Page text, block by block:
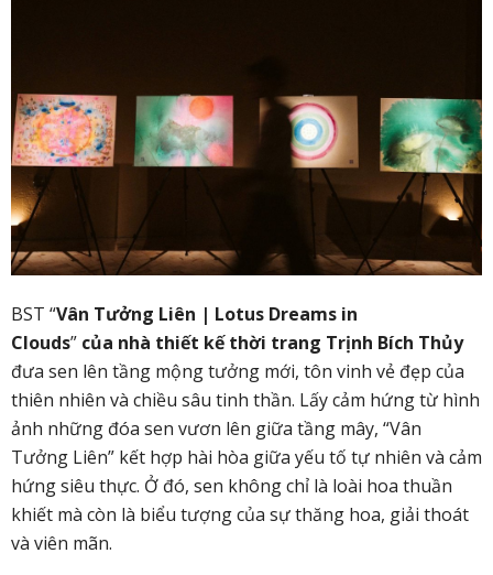
BST “Vân Tưởng Liên | Lotus Dreams in
Clouds” của nhà thiết kế thời trang Trịnh Bích Thủy
đưa sen lên tầng mộng tưởng mới, tôn vinh vẻ đẹp của
thiên nhiên và chiều sâu tinh thần. Lấy cảm hứng từ hình
ảnh những đóa sen vươn lên giữa tầng mây, “Vân
Tưởng Liên” kết hợp hài hòa giữa yếu tố tự nhiên và cảm
hứng siêu thực. Ở đó, sen không chỉ là loài hoa thuần
khiết mà còn là biểu tượng của sự thăng hoa, giải thoát
và viên mãn.